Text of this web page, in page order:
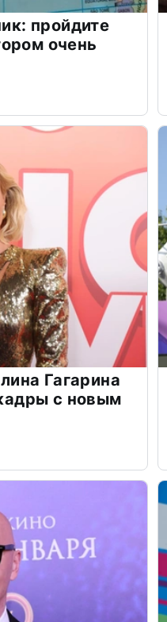
пройдите
очень
Гагарина
с новым